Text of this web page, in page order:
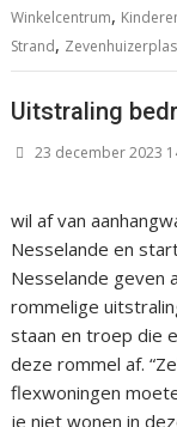
Winkelcentrum,
Strand, Zevenhuizerplas
Uitstraling
23 december 2023
wil af van
Nesselande en
Nesselande geven
rommelige
staan en troep die
deze rommel af.
flexwoningen
je niet wonen in